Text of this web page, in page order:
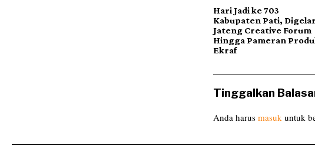
Hari Jadi ke 703
Kabupaten Pati, Digelar
Jateng Creative Forum
Hingga Pameran
Ekraf
Tinggalkan
Anda harus masuk untuk